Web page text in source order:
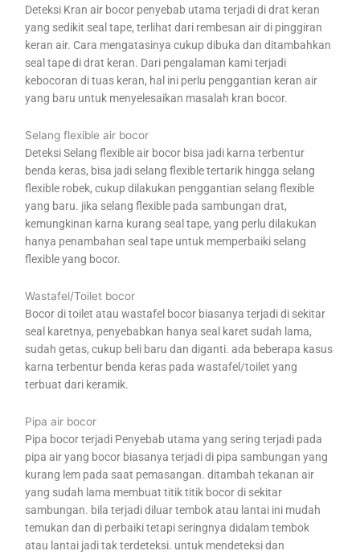
Deteksi Kran air bocor penyebab utama terjadi di drat keran
yang sedikit seal tape, terlihat dari rembesan air di pinggiran
keran air. Cara mengatasinya cukup dibuka dan ditambahkan
seal tape di drat keran. Dari pengalaman kami terjadi
kebocoran di tuas keran, hal ini perlu penggantian keran air
yang baru untuk menyelesaikan masalah kran bocor.
Selang flexible air bocor
Deteksi Selang flexible air bocor bisa jadi karna terbentur
benda keras, bisa jadi selang flexible tertarik hingga selang
flexible robek, cukup dilakukan penggantian selang flexible
yang baru. jika selang flexible pada sambungan drat,
kemungkinan karna kurang seal tape, yang perlu dilakukan
hanya penambahan seal tape untuk memperbaiki selang
flexible yang bocor.
Wastafel/Toilet bocor
Bocor di toilet atau wastafel bocor biasanya terjadi di sekitar
seal karetnya, penyebabkan hanya seal karet sudah lama,
sudah getas, cukup beli baru dan diganti. ada beberapa kasus
karna terbentur benda keras pada wastafel/toilet yang
terbuat dari keramik.
Pipa air bocor
Pipa bocor terjadi Penyebab utama yang sering terjadi pada
pipa air yang bocor biasanya terjadi di pipa sambungan yang
kurang lem pada saat pemasangan. ditambah tekanan air
yang sudah lama membuat titik titik bocor di sekitar
sambungan. bila terjadi diluar tembok atau lantai ini mudah
temukan dan di perbaiki tetapi seringnya didalam tembok
atau lantai jadi tak terdeteksi. untuk mendeteksi dan